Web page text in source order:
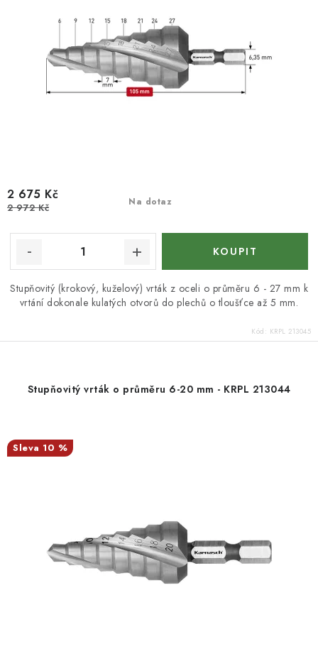
Na dotaz
2 675 Kč
2 972 Kč
Stupňovitý (krokový, kuželový) vrták z oceli o průměru 6 - 27 mm k
vrtání dokonale kulatých otvorů do plechů o tloušťce až 5 mm.
Kód: KRPL 213045
Stupňovitý vrták o průměru 6-20 mm - KRPL 213044
10 %